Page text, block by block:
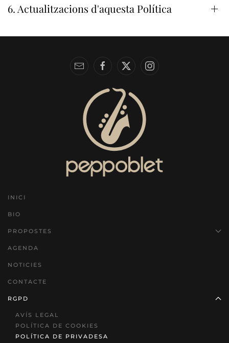
6. Actualitzacions d'aquesta Política
INICI
BIO
PROPOSTES
AGENDA
NOTICIES
CONTACTE
RGPD
AVÍS LEGAL
POLÍTICA DE COOKIES
POLÍTICA DE PRIVADESA